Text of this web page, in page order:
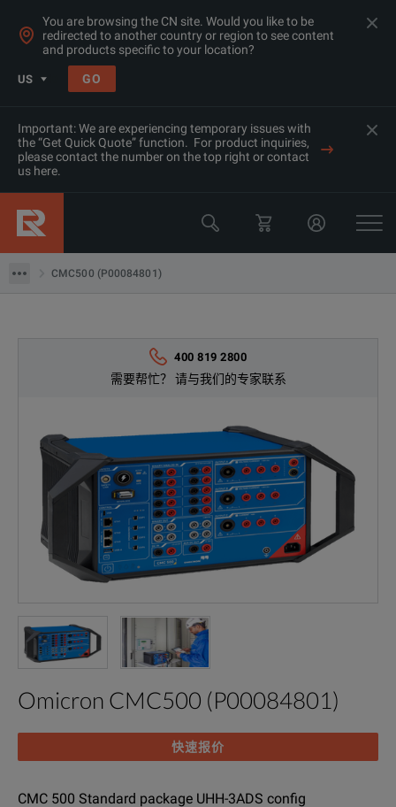
You are browsing the CN site. Would you like to be
redirected to another country or region to see content
and products specific to your location?
US GO
Important: We are experiencing temporary issues with
the “Get Quick Quote” function. For product inquiries,
please contact the number on the top right or contact
us here.
CMC500 (P00084801)
产品
开关&继电器测试设备
CMC500 (P00084801)
400 819 2800
需要帮忙？ 请与我们的专家联系
Omicron CMC500 (P00084801)
快速报价
CMC 500 Standard package UHH-3ADS config